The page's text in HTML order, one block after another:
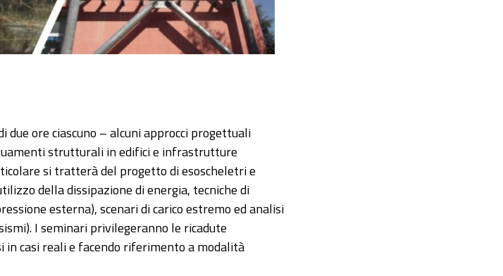
ore ciascuno – alcuni approcci progettuali
strutturali in edifici e infrastrutture
si tratterà del progetto di esoscheletri e
della dissipazione di energia, tecniche di
esterna), scenari di carico estremo ed analisi
I seminari privilegeranno le ricadute
casi reali e facendo riferimento a modalità